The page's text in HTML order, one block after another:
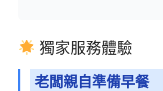
獨家服務體驗
老闆親自準備早餐